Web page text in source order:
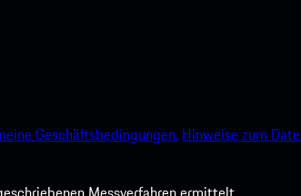
Geschäftsbedingungen. Hinweise zum